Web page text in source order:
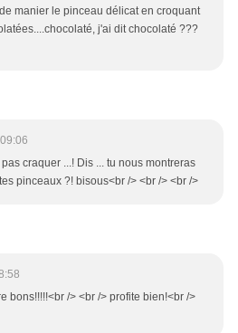
manier le pinceau délicat en croquant
j'ai dit chocolaté ???
craquer ...! Dis ... tu nous montreras
pinceaux ?! bisous<br /> <br /> <br />
bons!!!!!<br /> <br /> profite bien!<br />